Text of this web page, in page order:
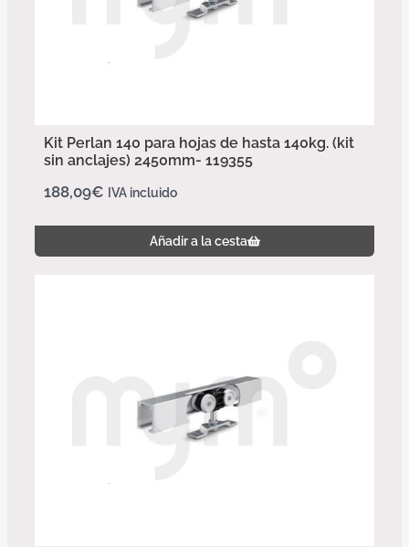
Kit Perlan 140 para hojas de hasta 140kg. (kit
sin anclajes) 2450mm- 119355
188,09€ IVA incluido
Añadir a la cesta